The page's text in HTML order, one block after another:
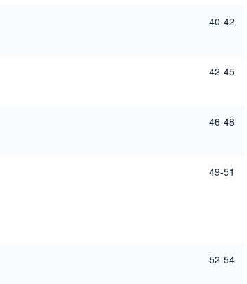
40-42
42-45
46-48
49-51
52-54